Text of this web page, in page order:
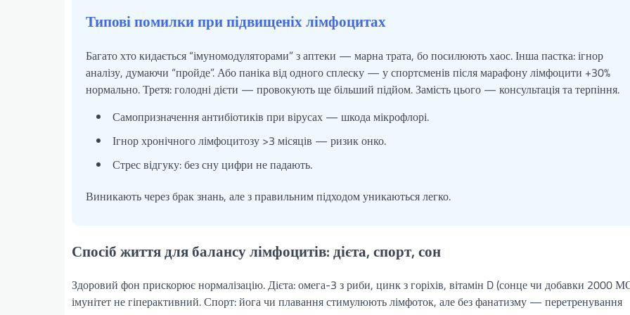
Типові помилки при підвищеніх лімфоцитах
Багато хто кидається “імуномодуляторами” з аптеки — марна трата, бо посилюють хаос. Інша пастка: ігнор
аналізу, думаючи “пройде”. Або паніка від одного сплеску — у спортсменів після марафону лімфоцити +30%
нормально. Третя: голодні дієти — провокують ще більший підйом. Замість цього — консультація та терпіння.
Самопризначення антибіотиків при вірусах — шкода мікрофлорі.
Ігнор хронічного лімфоцитозу >3 місяців — ризик онко.
Стрес відгуку: без сну цифри не падають.
Виникають через брак знань, але з правильним підходом уникаються легко.
Спосіб життя для балансу лімфоцитів: дієта, спорт, сон
Здоровий фон прискорює нормалізацію. Дієта: омега-3 з риби, цинк з горіхів, вітамін D (сонце чи добавки 2000
імунітет не гіперактивний. Спорт: йога чи плавання стимулюють лімфоток, але без фанатизму — перетренування